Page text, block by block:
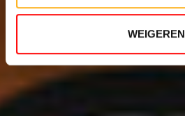
WEIGEREN